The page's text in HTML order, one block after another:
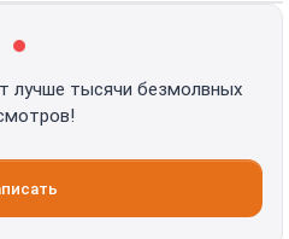
лучше тысячи безмолвных